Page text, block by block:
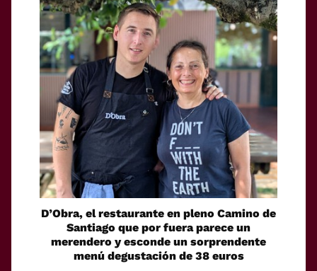
D’Obra, el restaurante en pleno Camino de
Santiago que por fuera parece un
merendero y esconde un sorprendente
menú degustación de 38 euros